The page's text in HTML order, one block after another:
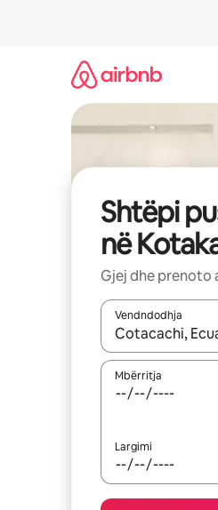
Shtëpi
në
Gjej dhe prenoto
Vendndodhja
Kur rezultatet të
Mbërritja
Largimi